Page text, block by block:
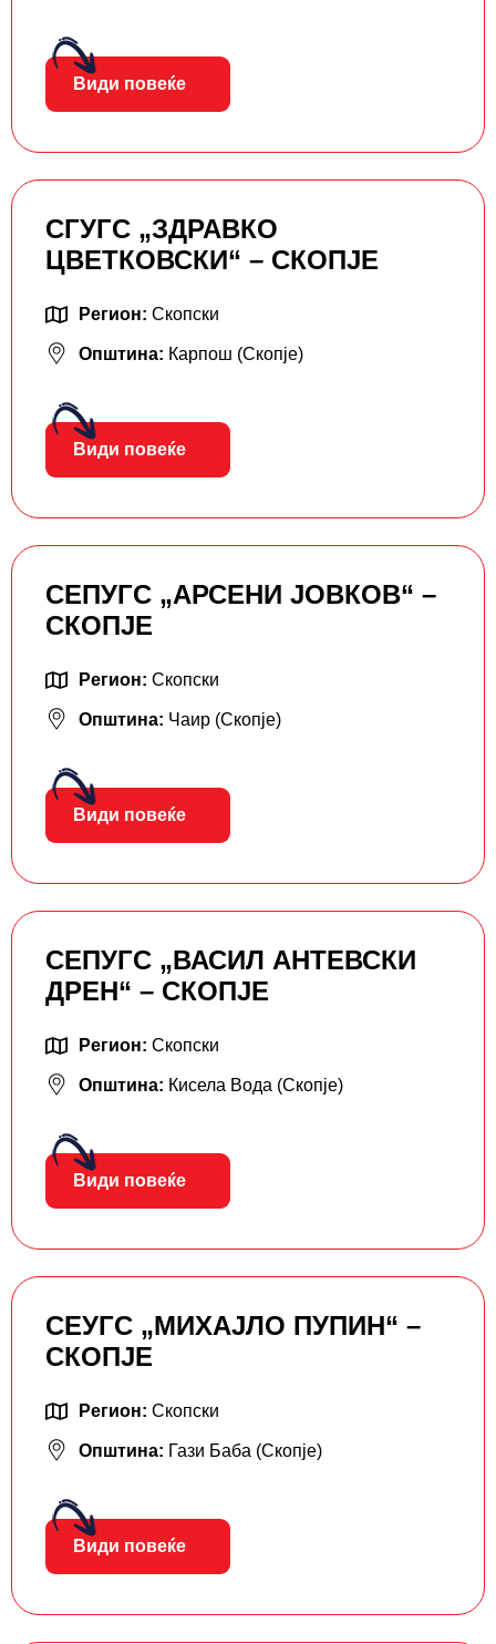
Види повеќе
СГУГС „ЗДРАВКО
ЦВЕТКОВСКИ“ – СКОПЈЕ
Регион: Скопски
Општина: Карпош (Скопје)
Види повеќе
СЕПУГС „АРСЕНИ ЈОВКОВ“ –
СКОПЈЕ
Регион: Скопски
Општина: Чаир (Скопје)
Види повеќе
СЕПУГС „ВАСИЛ АНТЕВСКИ
ДРЕН“ – СКОПЈЕ
Регион: Скопски
Општина: Кисела Вода (Скопје)
Види повеќе
СЕУГС „МИХАЈЛО ПУПИН“ –
СКОПЈЕ
Регион: Скопски
Општина: Гази Баба (Скопје)
Види повеќе